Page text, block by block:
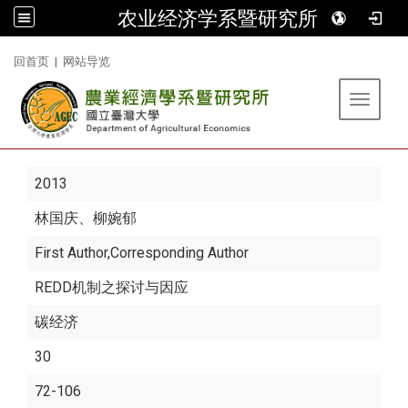
农业经济学系暨研究所
回首页 | 网站导览
Toggle
2013
林国庆、柳婉郁
First Author,Corresponding Author
REDD机制之探讨与因应
碳经济
30
72-106